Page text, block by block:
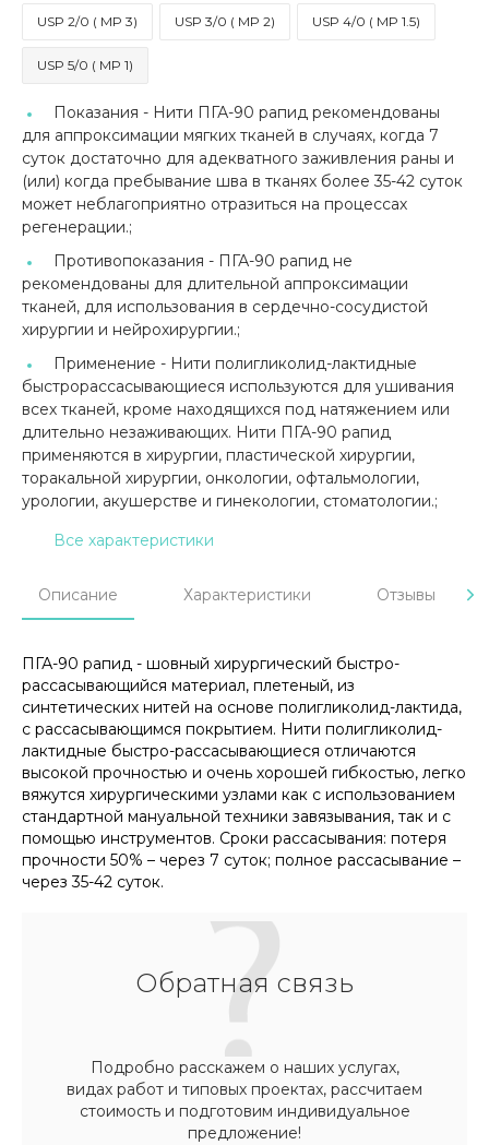
USP 2/0 ( MP 3) USP 3/0 ( MP 2) USP 4/0 ( MP 1.5)
USP 5/0 ( MP 1)
Показания - Нити ПГА-90 рапид рекомендованы
для аппроксимации мягких тканей в случаях, когда 7
суток достаточно для адекватного заживления раны и
(или) когда пребывание шва в тканях более 35-42 суток
может неблагоприятно отразиться на процессах
регенерации.;
Противопоказания - ПГА-90 рапид не
рекомендованы для длительной аппроксимации
тканей, для использования в сердечно-сосудистой
хирургии и нейрохирургии.;
Применение - Нити полигликолид-лактидные
быстрорассасывающиеся используются для ушивания
всех тканей, кроме находящихся под натяжением или
длительно незаживающих. Нити ПГА-90 рапид
применяются в хирургии, пластической хирургии,
торакальной хирургии, онкологии, офтальмологии,
урологии, акушерстве и гинекологии, стоматологии.;
Все характеристики
Описание Характеристики Отзывы
ПГА-90 рапид - шовный хирургический быстро-
рассасывающийся материал, плетеный, из
синтетических нитей на основе полигликолид-лактида,
с рассасывающимся покрытием. Нити полигликолид-
лактидные быстро-рассасывающиеся отличаются
высокой прочностью и очень хорошей гибкостью, легко
вяжутся хирургическими узлами как с использованием
стандартной мануальной техники завязывания, так и с
помощью инструментов. Сроки рассасывания: потеря
прочности 50% – через 7 суток; полное рассасывание –
через 35-42 суток.
Обратная связь
Подробно расскажем о наших услугах,
видах работ и типовых проектах, рассчитаем
стоимость и подготовим индивидуальное
предложение!